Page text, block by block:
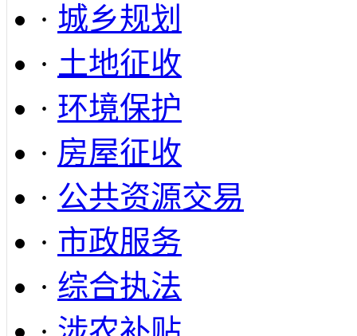
· 城乡规划
· 土地征收
· 环境保护
· 房屋征收
· 公共资源交易
· 市政服务
· 综合执法